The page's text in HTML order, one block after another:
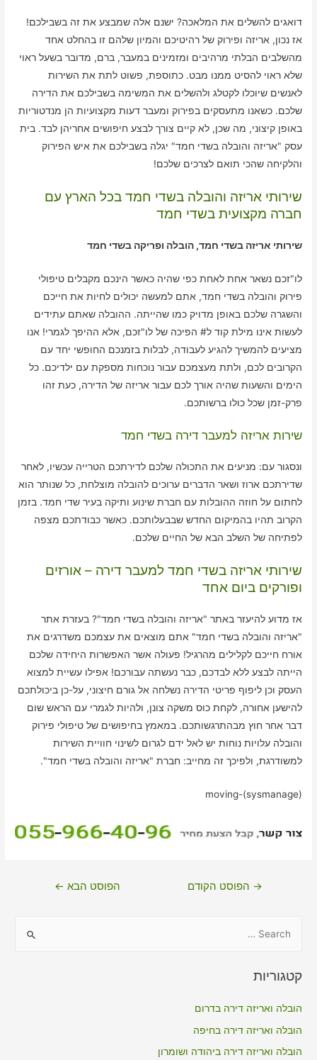
דואגים להשלים את המלאכה? ישנם אלה שמבצע את זה בשבילכם!
אז נכון, אריזה ופירוק של רהיטיכם והמיון שלהם זו בהחלט אחד
מהשלבים הבלתי מרהיבים ומזמינים במעבר, ברם, מדובר בשעל ראוי
שלא ראוי להסיט ממנו מבט. כתוספת, פשוט לתת את השירות
לאנשים שיוכלו לקטלג ולהשלים את המשימה בשבילכם את הדירה
שלכם. כשאנו מתעסקים בפירוק ומעבר דעות מקצועיות הן מנדטוריות
באופן קיצוני, מה שכן, לא קיים צורך לבצע חיפושים אחריהן לבד. בית
עסק "אריזה והובלה בשדי חמד" יגלה בשבילכם את איש הפירוק
והלקיחה שהכי תואם לצרכים שלכם!
שירותי אריזה והובלה בשדי חמד בכל הארץ עם
חברה מקצועית בשדי חמד
שירותי אריזה בשדי חמד, הובלה ופריקה בשדי חמד
לו"זכם נשאר אחת לאחת כפי שהיה כאשר הינכם מקבלים טיפולי
פירוק והובלה בשדי חמד, אתם למעשה יכולים לחיות את חייכם
והשגרה שלכם באופן מדויק כמו שהייתה. ההובלה שאתם עתידים
לעשות אינו מילת קוד ל# הפיכה של לו"זכם, אלא ההיפך לגמרי! אנו
מציעים להמשיך להגיע לעבודה, לבלות בזמנכם החופשי יחד עם
הקרובים לכם, ולתת מעצמכם עבור נוכחות מספקת עם ילדיכם. כל
הימים והשעות שהיה אורך לכם עבור אריזה של הדירה, כעת זהו
פרק-זמן שכל כולו ברשותכם.
שירות אריזה למעבר דירה בשדי חמד
ונסגור עם: מניעים את התכולה שלכם לדירתכם הטרייה עכשיו, לאחר
שדירתכם ארוז ושאר הדברים ערוכים להובלה מוצלחת, כל שנותר הוא
לחתום על חוזה ההובלות עם חברת שינוע ותיקה בעיר שדי חמד. בזמן
הקרוב תהיו בהמיקום החדש שבבעלותכם. כאשר כבודתכם מצפה
לפתיחה של השלב הבא של החיים שלכם.
שירותי אריזה בשדי חמד למעבר דירה – אורזים
ופורקים ביום אחד
אז מדוע להיעזר באתר "אריזה והובלה בשדי חמד"? בעזרת אתר
"אריזה והובלה בשדי חמד" אתם מוצאים את עצמכם משדרגים את
אורח חייכם לקלילים מהרגיל! פעולה אשר האפשרות היחידה שלכם
הייתה לבצע ללא לבדכם, כבר נעשתה עבורכם! אפילו עשיית למצוא
העסק וכן ליפוף פריטי הדירה נשלחה אל גורם חיצוני, על-כן ביכולתכם
להישען אחורה, לקחת כוס משקה צונן, ולהיות לגמרי עם הראש שום
דבר אחר חוץ מבהתרגשותכם. במאמץ בחיפושים של טיפולי פירוק
והובלה עלויות נוחות יש לאל ידם לגרום לשינוי חוויית השירות
למשודרגת, ולפיכך זה מחייב: חברת "אריזה והובלה בשדי חמד".
moving-(sysmanage)
ניווט→ הפוסט הקודם הפוסט הבא ←
r
קטגוריות
הובלה ואריזה דירה בדרום
הובלה ואריזה דירה בחיפה
הובלה ואריזה דירה ביהודה ושומרון